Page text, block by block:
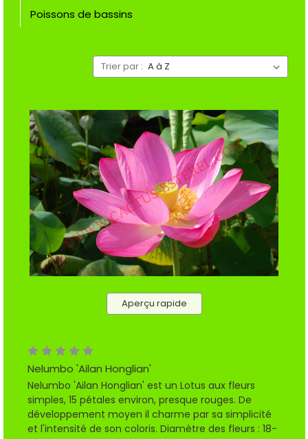
Poissons de bassins
Trier par :
Aperçu rapide
Nelumbo 'Ailan Honglian'
Nelumbo 'Ailan Honglian' est un Lotus aux fleurs
simples, 15 pétales environ, presque rouges. De
développement moyen il charme par sa simplicité
et l'intensité de son coloris. Diamètre des fleurs : 18-